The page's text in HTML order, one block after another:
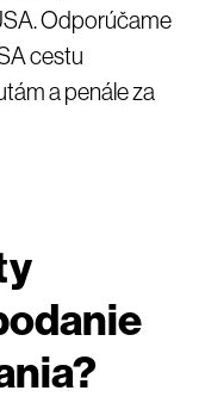
Odporúčame
cestu
a penále za